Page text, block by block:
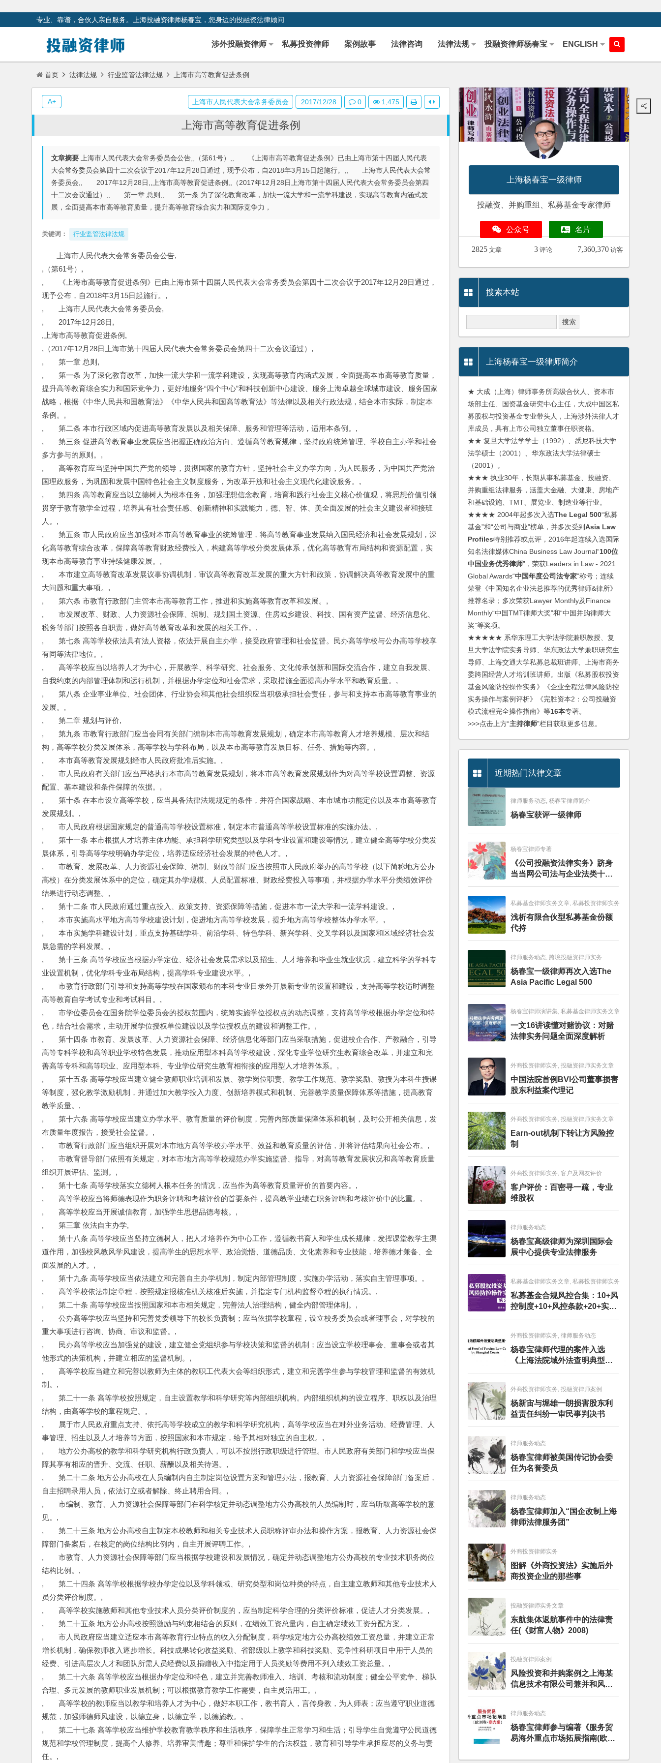
专业、靠谱，合伙人亲自服务。上海投融资律师杨春宝，您身边的投融资法律顾问
涉外投融资律师 私募投资律师 案例故事 法律咨询 法律法规 投融资律师杨春宝 ENGLISH
首页 法律法规 行业监管法律法规 上海市高等教育促进条例
上海市高等教育促进条例
文章摘要 上海市人民代表大会常务委员会公告,,（第61号）,, 《上海市高等教育促进条例》已由上海市第十四届人民代表
大会常务委员会第四十二次会议于2017年12月28日通过，现予公布，自2018年3月15日起施行。,, 上海市人民代表大会常
务委员会,, 2017年12月28日,,上海市高等教育促进条例,,（2017年12月28日上海市第十四届人民代表大会常务委员会第四
十二次会议通过）,, 第一章 总则,, 第一条 为了深化教育改革，加快一流大学和一流学科建设，实现高等教育内涵式发
展，全面提高本市高等教育质量，提升高等教育综合实力和国际竞争力，
关键词： 行业监管法律法规
上海市人民代表大会常务委员会公告,
,（第61号）,
,　　《上海市高等教育促进条例》已由上海市第十四届人民代表大会常务委员会第四十二次会议于2017年12月28日通过，
现予公布，自2018年3月15日起施行。,
,　　上海市人民代表大会常务委员会,
,　　2017年12月28日,
,上海市高等教育促进条例,
,（2017年12月28日上海市第十四届人民代表大会常务委员会第四十二次会议通过）,
,　　第一章 总则,
,　　第一条 为了深化教育改革，加快一流大学和一流学科建设，实现高等教育内涵式发展，全面提高本市高等教育质量，
提升高等教育综合实力和国际竞争力，更好地服务“四个中心”和科技创新中心建设、服务上海卓越全球城市建设、服务国家
战略，根据《中华人民共和国教育法》《中华人民共和国高等教育法》等法律以及相关行政法规，结合本市实际，制定本
条例。,
,　　第二条 本市行政区域内促进高等教育发展以及相关保障、服务和管理等活动，适用本条例。,
,　　第三条 促进高等教育事业发展应当把握正确政治方向、遵循高等教育规律，坚持政府统筹管理、学校自主办学和社会
多方参与的原则。,
,　　高等教育应当坚持中国共产党的领导，贯彻国家的教育方针，坚持社会主义办学方向，为人民服务，为中国共产党治
国理政服务，为巩固和发展中国特色社会主义制度服务，为改革开放和社会主义现代化建设服务。,
,　　第四条 高等教育应当以立德树人为根本任务，加强理想信念教育，培育和践行社会主义核心价值观，将思想价值引领
贯穿于教育教学全过程，培养具有社会责任感、创新精神和实践能力，德、智、体、美全面发展的社会主义建设者和接班
人。,
,　　第五条 市人民政府应当加强对本市高等教育事业的统筹管理，将高等教育事业发展纳入国民经济和社会发展规划，深
化高等教育综合改革，保障高等教育财政经费投入，构建高等学校分类发展体系，优化高等教育布局结构和资源配置，实
现本市高等教育事业持续健康发展。,
,　　本市建立高等教育改革发展议事协调机制，审议高等教育改革发展的重大方针和政策，协调解决高等教育发展中的重
大问题和重大事项。,
,　　第六条 市教育行政部门主管本市高等教育工作，推进和实施高等教育改革和发展。,
,　　市发展改革、财政、人力资源社会保障、编制、规划国土资源、住房城乡建设、科技、国有资产监督、经济信息化、
税务等部门按照各自职责，做好高等教育改革和发展的相关工作。,
,　　第七条 高等学校依法具有法人资格，依法开展自主办学，接受政府管理和社会监督。民办高等学校与公办高等学校享
有同等法律地位。,
,　　高等学校应当以培养人才为中心，开展教学、科学研究、社会服务、文化传承创新和国际交流合作，建立自我发展、
自我约束的内部管理体制和运行机制，并根据办学定位和社会需求，采取措施全面提高办学水平和教育质量。,
,　　第八条 企业事业单位、社会团体、行业协会和其他社会组织应当积极承担社会责任，参与和支持本市高等教育事业的
发展。,
,　　第二章 规划与评价,
,　　第九条 市教育行政部门应当会同有关部门编制本市高等教育发展规划，确定本市高等教育人才培养规模、层次和结
构，高等学校分类发展体系，高等学校与学科布局，以及本市高等教育发展目标、任务、措施等内容。,
,　　本市高等教育发展规划经市人民政府批准后实施。,
,　　市人民政府有关部门应当严格执行本市高等教育发展规划，将本市高等教育发展规划作为对高等学校设置调整、资源
配置、基本建设和条件保障的依据。,
,　　第十条 在本市设立高等学校，应当具备法律法规规定的条件，并符合国家战略、本市城市功能定位以及本市高等教育
发展规划。,
,　　市人民政府根据国家规定的普通高等学校设置标准，制定本市普通高等学校设置标准的实施办法。,
,　　第十一条 本市根据人才培养主体功能、承担科学研究类型以及学科专业设置和建设等情况，建立健全高等学校分类发
展体系，引导高等学校明确办学定位，培养适应经济社会发展的特色人才。,
,　　市教育、发展改革、人力资源社会保障、编制、财政等部门应当按照市人民政府举办的高等学校（以下简称地方公办
高校）在分类发展体系中的定位，确定其办学规模、人员配置标准、财政经费投入等事项，并根据办学水平分类绩效评价
结果进行动态调整。,
,　　第十二条 市人民政府通过重点投入、政策支持、资源保障等措施，促进本市一流大学和一流学科建设。,
,　　本市实施高水平地方高等学校建设计划，促进地方高等学校发展，提升地方高等学校整体办学水平。,
,　　本市实施学科建设计划，重点支持基础学科、前沿学科、特色学科、新兴学科、交叉学科以及国家和区域经济社会发
展急需的学科发展。,
,　　第十三条 高等学校应当根据办学定位、经济社会发展需求以及招生、人才培养和毕业生就业状况，建立科学的学科专
业设置机制，优化学科专业布局结构，提高学科专业建设水平。,
,　　市教育行政部门引导和支持高等学校在国家颁布的本科专业目录外开展新专业的设置和建设，支持高等学校适时调整
高等教育自学考试专业和考试科目。,
,　　市学位委员会在国务院学位委员会的授权范围内，统筹实施学位授权点的动态调整，支持高等学校根据办学定位和特
色，结合社会需求，主动开展学位授权单位建设以及学位授权点的建设和调整工作。,
,　　第十四条 市教育、发展改革、人力资源社会保障、经济信息化等部门应当采取措施，促进校企合作、产教融合，引导
高等专科学校和高等职业学校特色发展，推动应用型本科高等学校建设，深化专业学位研究生教育综合改革，并建立和完
善高等专科和高等职业、应用型本科、专业学位研究生教育相衔接的应用型人才培养体系。,
,　　第十五条 高等学校应当建立健全教师职业培训和发展、教学岗位职责、教学工作规范、教学奖励、教授为本科生授课
等制度，强化教学激励机制，并通过加大教学投入力度、创新培养模式和机制、完善教学质量保障体系等措施，提高教育
教学质量。,
,　　第十六条 高等学校应当建立办学水平、教育质量的评价制度，完善内部质量保障体系和机制，及时公开相关信息，发
布质量年度报告，接受社会监督。,
,　　市教育行政部门应当组织开展对本市地方高等学校办学水平、效益和教育质量的评估，并将评估结果向社会公布。,
,　　市教育督导部门依照有关规定，对本市地方高等学校规范办学实施监督、指导，对高等教育发展状况和高等教育质量
组织开展评估、监测。,
,　　第十七条 高等学校落实立德树人根本任务的情况，应当作为高等教育质量评价的首要内容。,
,　　高等学校应当将师德表现作为职务评聘和考核评价的首要条件，提高教学业绩在职务评聘和考核评价中的比重。,
,　　高等学校应当开展诚信教育，加强学生思想品德考核。,
,　　第三章 依法自主办学,
,　　第十八条 高等学校应当坚持立德树人，把人才培养作为中心工作，遵循教书育人和学生成长规律，发挥课堂教学主渠
道作用，加强校风教风学风建设，提高学生的思想水平、政治觉悟、道德品质、文化素养和专业技能，培养德才兼备、全
面发展的人才。,
,　　第十九条 高等学校应当依法建立和完善自主办学机制，制定内部管理制度，实施办学活动，落实自主管理事项。,
,　　高等学校依法制定章程，按照规定报核准机关核准后实施，并指定专门机构监督章程的执行情况。,
,　　第二十条 高等学校应当按照国家和本市相关规定，完善法人治理结构，健全内部管理体制。,
,　　公办高等学校应当坚持和完善党委领导下的校长负责制；应当依据学校章程，设立校务委员会或者理事会，对学校的
重大事项进行咨询、协商、审议和监督。,
,　　民办高等学校应当加强党的建设，建立健全党组织参与学校决策和监督的机制；应当设立学校理事会、董事会或者其
他形式的决策机构，并建立相应的监督机制。,
,　　高等学校应当建立和完善以教师为主体的教职工代表大会等组织形式，建立和完善学生参与学校管理和监督的有效机
制。,
,　　第二十一条 高等学校按照规定，自主设置教学和科学研究等内部组织机构。内部组织机构的设立程序、职权以及治理
结构，由高等学校的章程规定。,
,　　属于市人民政府重点支持、依托高等学校成立的教学和科学研究机构，高等学校应当在对外业务活动、经费管理、人
事管理、招生以及人才培养等方面，按照国家和本市规定，给予其相对独立的自主权。,
,　　地方公办高校的教学和科学研究机构行政负责人，可以不按照行政职级进行管理。市人民政府有关部门和学校应当保
障其享有相应的晋升、交流、任职、薪酬以及相关待遇。,
,　　第二十二条 地方公办高校在人员编制内自主制定岗位设置方案和管理办法，报教育、人力资源社会保障部门备案后，
自主招聘录用人员，依法订立或者解除、终止聘用合同。,
,　　市编制、教育、人力资源社会保障等部门在科学核定并动态调整地方公办高校的人员编制时，应当听取高等学校的意
见。,
,　　第二十三条 地方公办高校自主制定本校教师和相关专业技术人员职称评审办法和操作方案，报教育、人力资源社会保
障部门备案后，在核定的岗位结构比例内，自主开展评聘工作。,
,　　市教育、人力资源社会保障等部门应当根据学校建设和发展情况，确定并动态调整地方公办高校的专业技术职务岗位
结构比例。,
,　　第二十四条 高等学校根据学校办学定位以及学科领域、研究类型和岗位种类的特点，自主建立教师和其他专业技术人
员分类评价制度。,
,　　高等学校实施教师和其他专业技术人员分类评价制度的，应当制定科学合理的分类评价标准，促进人才分类发展。,
,　　第二十五条 地方公办高校按照激励与约束相结合的原则，在绩效工资总量内，自主确定绩效工资分配方案。,
,　　市人民政府应当建立适应本市高等教育行业特点的收入分配制度，科学核定地方公办高校绩效工资总量，并建立正常
增长机制，确保教师收入逐步增长。科技成果转化收益奖励、省部级以上教学和科技奖励、竞争性科研项目中用于人员的
经费、引进高层次人才和团队所需人员经费以及捐赠收入中指定用于人员奖励等费用不列入绩效工资总量。,
,　　第二十六条 高等学校应当根据办学定位和特色，建立并完善教师准入、培训、考核和流动制度；健全公平竞争、梯队
合理、多元发展的教师职业发展机制；可以根据教育教学工作需要，自主灵活用工。,
,　　高等学校的教师应当以教学和培养人才为中心，做好本职工作，教书育人，言传身教，为人师表；应当遵守职业道德
规范，加强师德师风建设，以德立身，以德立学，以德施教。,
,　　第二十七条 高等学校应当维护学校教育教学秩序和生活秩序，保障学生正常学习和生活；引导学生自觉遵守公民道德
规范和学校管理制度，提高个人修养、培养审美情趣；尊重和保护学生的合法权益，教育和引导学生承担应尽的义务与责
任。,
上海市人民代表大会常务委员会 2017/12/28 0 1,475
A+
上海杨春宝一级律师
投融资、并购重组、私募基金专家律师
公众号 名片
2825 文章 3 评论 7,360,370 访客
搜索本站
上海杨春宝一级律师简介
★ 大成（上海）律师事务所高级合伙人、资本市
场部主任、国资基金研究中心主任，大成中国区私
募股权与投资基金专业带头人，上海涉外法律人才
库成员，具有上市公司独立董事任职资格。
★★ 复旦大学法学学士（1992）、悉尼科技大学
法学硕士（2001）、华东政法大学法律硕士
（2001）。
★★★ 执业30年，长期从事私募基金、投融资、
并购重组法律服务，涵盖大金融、大健康、房地产
和基础设施、TMT、展览业、制造业等行业。
★★★★ 2004年起多次入选The Legal 500“私募
基金”和“公司与商业”榜单，并多次受到Asia Law
Profiles特别推荐或点评，2016年起连续入选国际
知名法律媒体China Business Law Journal“100位
中国业务优秀律师”，荣获Leaders in Law - 2021
Global Awards“中国年度公司法专家”称号；连续
荣登《中国知名企业法总推荐的优秀律师&律所》
推荐名录；多次荣获Lawyer Monthly及Finance
Monthly“中国TMT律师大奖”和“中国并购律师大
奖”等奖项。
★★★★★ 系华东理工大学法学院兼职教授、复
旦大学法学院实务导师、华东政法大学兼职研究生
导师、上海交通大学私募总裁班讲师、上海市商务
委跨国经营人才培训班讲师。出版《私募股权投资
基金风险防控操作实务》《企业全程法律风险防控
实务操作与案例评析》《完胜资本2：公司投融资
模式流程完全操作指南》等16本专著。
>>>点击上方“主持律师”栏目获取更多信息。
近期热门法律文章
律师服务动态, 杨春宝律师简介
杨春宝获评一级律师
杨春宝律师专著
《公司投融资法律实务》跻身
当当网公司法与企业法类十大
畅销图书榜
私募基金律师实务文章, 私募投资律师实务
浅析有限合伙型私募基金份额
代持
律师服务动态, 跨境投融资律师实务
杨春宝一级律师再次入选The
Asia Pacific Legal 500
杨春宝律师演讲集, 私募基金律师实务文章
一文16讲读懂对赌协议：对赌
法律实务问题全面深度解析
外商投资律师实务, 投融资律师实务文章
中国法院首例BVI公司董事损害
股东利益案代理记
外商投资律师实务, 投融资律师实务文章
Earn-out机制下转让方风险控
制
外商投资律师实务, 客户及网友评价
客户评价：百密寻一疏，专业
维股权
律师服务动态
杨春宝高级律师为深圳国际会
展中心提供专业法律服务
私募基金律师实务文章, 私募投资律师实务
私募基金合规风控合集：10+风
控制度+10+风控条款+20+实务
文章+每月动态
外商投资律师实务, 律师服务动态
杨春宝律师代理的案件入选
《上海法院域外法查明典型案
例》
外商投资律师实务, 投融资律师案例
杨新宙与堀雄一朗损害股东利
益责任纠纷一审民事判决书
律师服务动态
杨春宝律师被美国传记协会委
任为名誉委员
律师服务动态
杨春宝律师加入“国企改制上海
律师法律服务团”
外商投资律师实务
图解《外商投资法》实施后外
商投资企业的那些事
投融资律师实务文章
东航集体返航事件中的法律责
任(《财富人物》2008)
投融资律师案例
风险投资和并购案例之上海某
信息技术有限公司兼并和风险
投资服务
律师服务动态
杨春宝律师参与编著《服务贸
易海外重点市场拓展指南(欧洲